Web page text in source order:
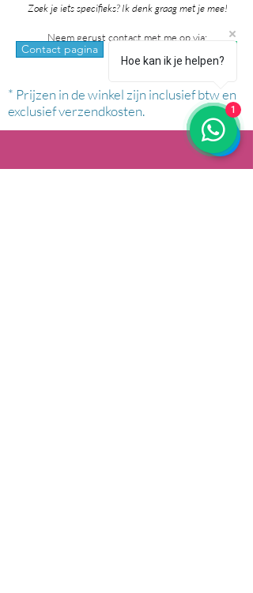
Zoek je iets specifieks? Ik denk graag met je mee!
Neem gerust contact met me op via:
Contact pagina
* Prijzen in de winkel zijn inclusief btw en
exclusief verzendkosten.
Hoe kan ik je helpen?
1